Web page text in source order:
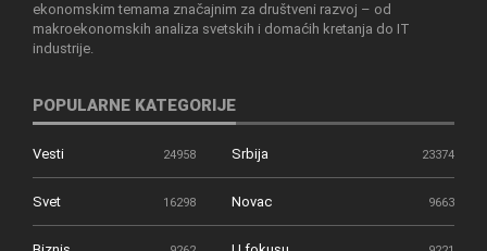
ekonomskim temama značajnim za društveni razvoj – od
makroekonomskih analiza svetskih i domaćih kretanja do IT
industrije.
POPULARNE KATEGORIJE
Vesti 24958 Srbija 23374
Svet 16298 Novac 9663